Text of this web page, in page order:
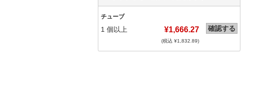
チューブ
1 個以上 ¥1,666.27
(税込 ¥1,832.89)
確認する